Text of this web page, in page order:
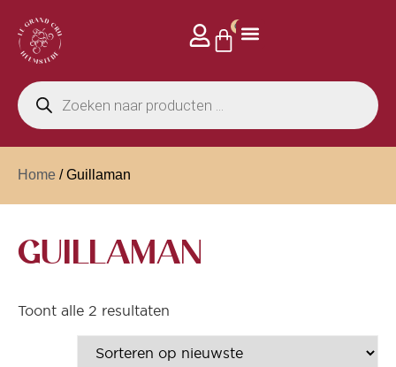
0
Home / Guillaman
GUILLAMAN
Toont alle 2 resultaten